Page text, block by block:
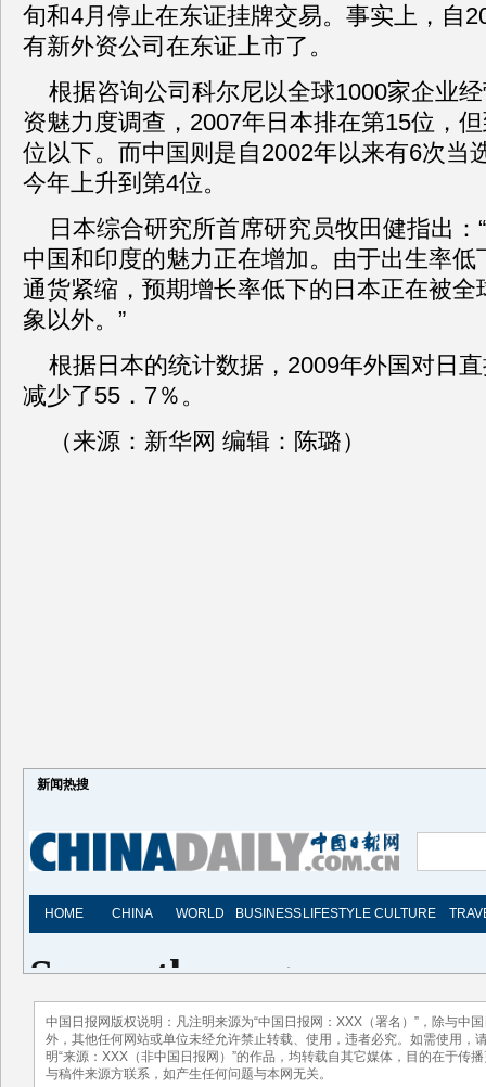
旬和4月停止在东证挂牌交易。事实上，自
有新外资公司在东证上市了。
根据咨询公司科尔尼以全球1000家企业
资魅力度调查，2007年日本排在第15位，
位以下。而中国则是自2002年以来有6次当
今年上升到第4位。
日本综合研究所首席研究员牧田健指出：
中国和印度的魅力正在增加。由于出生率
通货紧缩，预期增长率低下的日本正在被全
象以外。”
根据日本的统计数据，2009年外国对日
减少了55．7％。
（来源：新华网 编辑：陈璐）
新闻热搜
中国日报网版权说明：凡注明来源为“中国日报网：XXX（署名）”，除与中
外，其他任何网站或单位未经允许禁止转载、使用，违者必究。如需使用，
明“来源：XXX（非中国日报网）”的作品，均转载自其它媒体，目的在于传
与稿件来源方联系，如产生任何问题与本网无关。